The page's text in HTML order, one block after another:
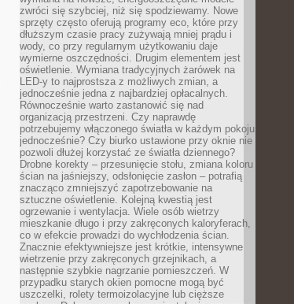
zwróci się szybciej, niż się spodziewamy. Nowe
sprzęty często oferują programy eco, które przy
dłuższym czasie pracy zużywają mniej prądu i
wody, co przy regularnym użytkowaniu daje
wymierne oszczędności. Drugim elementem jest
oświetlenie. Wymiana tradycyjnych żarówek na
LED-y to najprostsza z możliwych zmian, a
jednocześnie jedna z najbardziej opłacalnych.
Równocześnie warto zastanowić się nad
organizacją przestrzeni. Czy naprawdę
potrzebujemy włączonego światła w każdym pokoju
jednocześnie? Czy biurko ustawione przy oknie nie
pozwoli dłużej korzystać ze światła dziennego?
Drobne korekty – przesunięcie stołu, zmiana koloru
ścian na jaśniejszy, odsłonięcie zasłon – potrafią
znacząco zmniejszyć zapotrzebowanie na
sztuczne oświetlenie. Kolejną kwestią jest
ogrzewanie i wentylacja. Wiele osób wietrzy
mieszkanie długo i przy zakręconych kaloryferach,
co w efekcie prowadzi do wychłodzenia ścian.
Znacznie efektywniejsze jest krótkie, intensywne
wietrzenie przy zakręconych grzejnikach, a
następnie szybkie nagrzanie pomieszczeń. W
przypadku starych okien pomocne mogą być
uszczelki, rolety termoizolacyjne lub cięższe